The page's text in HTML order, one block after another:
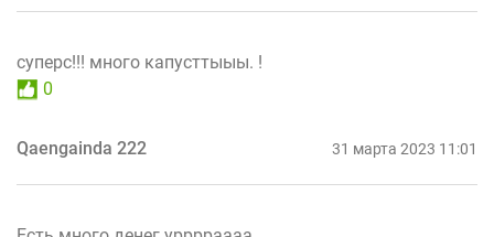
суперс!!! много капусттыыы. !
0
Qaengainda 222 31 марта 2023 11:01